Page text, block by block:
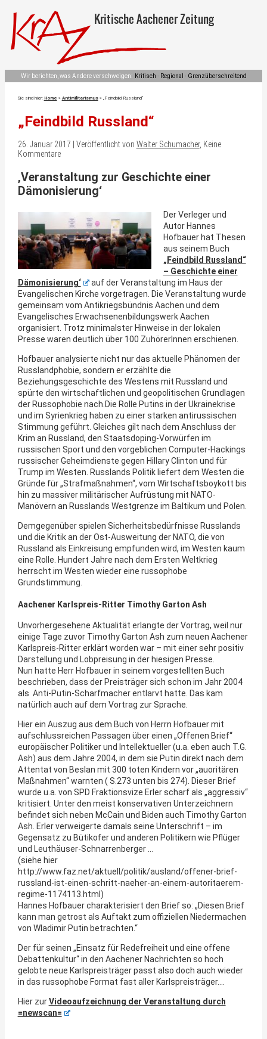
Kritische Aachener Zeitung
Wir berichten, was Andere verschweigen: Kritisch · Regional · Grenzüberschreitend
Sie sind hier: Home » Antimilitarismus» „Feindbild Russland“
„Feindbild Russland“
26. Januar 2017 | Veröffentlicht von Walter Schumacher, Keine
Kommentare
‚Veranstaltung zur Geschichte einer
Dämonisierung‘
Der Verleger und
Autor Hannes
Hofbauer hat Thesen
aus seinem Buch
„Feindbild Russland“
– Geschichte einer
Dämonisierung‘
auf der Veranstaltung im Haus der
Evangelischen Kirche vorgetragen. Die Veranstaltung wurde
gemeinsam vom Antikriegsbündnis Aachen und dem
Evangelisches Erwachsenenbildungswerk Aachen
organisiert. Trotz minimalster Hinweise in der lokalen
Presse waren deutlich über 100 ZuhörerInnen erschienen.
Hofbauer analysierte nicht nur das aktuelle Phänomen der
Russlandphobie, sondern er erzählte die
Beziehungsgeschichte des Westens mit Russland und
spürte den wirtschaftlichen und geopolitischen Grundlagen
der Russophobie nach. Die Rolle Putins in der Ukrainekrise
und im Syrienkrieg haben zu einer starken antirussischen
Stimmung geführt. Gleiches gilt nach dem Anschluss der
Krim an Russland, den Staatsdoping-Vorwürfen im
russischen Sport und den vorgeblichen Computer-Hackings
russischer Geheimdienste gegen Hillary Clinton und für
Trump im Westen. Russlands Politik liefert dem Westen die
Gründe für „Strafmaßnahmen“, vom Wirtschaftsboykott bis
hin zu massiver militärischer Aufrüstung mit NATO-
Manövern an Russlands Westgrenze im Baltikum und Polen.
Demgegenüber spielen Sicherheitsbedürfnisse Russlands
und die Kritik an der Ost-Ausweitung der NATO, die von
Russland als Einkreisung empfunden wird, im Westen kaum
eine Rolle. Hundert Jahre nach dem Ersten Weltkrieg
herrscht im Westen wieder eine russophobe
Grundstimmung.
Aachener Karlspreis-Ritter Timothy Garton Ash
Unvorhergesehene Aktualität erlangte der Vortrag, weil nur
einige Tage zuvor Timothy Garton Ash zum neuen Aachener
Karlspreis-Ritter erklärt worden war – mit einer sehr positiv
Darstellung und Lobpreisung in der hiesigen Presse.
Nun hatte Herr Hofbauer in seinem vorgestellten Buch
beschrieben, dass der Preisträger sich schon im Jahr 2004
als Anti-Putin-Scharfmacher entlarvt hatte. Das kam
natürlich auch auf dem Vortrag zur Sprache.
Hier ein Auszug aus dem Buch von Herrn Hofbauer mit
aufschlussreichen Passagen über einen „Offenen Brief“
europäischer Politiker und Intellektueller (u.a. eben auch T.G.
Ash) aus dem Jahre 2004, in dem sie Putin direkt nach dem
Attentat von Beslan mit 300 toten Kindern vor „auoritären
Maßnahmen“ warnten ( S.273 unten bis 274). Dieser Brief
wurde u.a. von SPD Fraktionsvize Erler scharf als „aggressiv“
kritisiert. Unter den meist konservativen Unterzeichnern
befindet sich neben McCain und Biden auch Timothy Garton
Ash. Erler verweigerte damals seine Unterschrift – im
Gegensatz zu Bütikofer und anderen Politikern wie Pflüger
und Leuthäuser-Schnarrenberger …
(siehe hier
http://www.faz.net/aktuell/politik/ausland/offener-brief-
russland-ist-einen-schritt-naeher-an-einem-autoritaerem-
regime-1174113.html)
Hannes Hofbauer charakterisiert den Brief so: „Diesen Brief
kann man getrost als Auftakt zum offiziellen Niedermachen
von Wladimir Putin betrachten.“
Der für seinen „Einsatz für Redefreiheit und eine offene
Debattenkultur“ in den Aachener Nachrichten so hoch
gelobte neue Karlspreisträger passt also doch auch wieder
in das russophobe Format fast aller Karlspreisträger….
Hier zurVideoaufzeichnung der Veranstaltung durch
=newscan=